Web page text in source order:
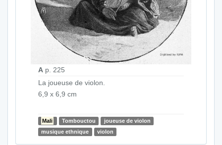
A p. 225
La joueuse de violon.
6,9 x 6,9 cm
Mali Tombouctou
joueuse de violon
musique ethnique
violon